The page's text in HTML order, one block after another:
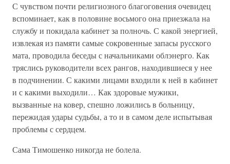
С чувством почти религиозного благоговения очевидец
вспоминает, как в половине восьмого она приезжала на
службу и покидала кабинет за полночь. С какой энергией,
извлекая из памяти самые сокровенные запасы русского
мата, проводила беседы с начальниками облэнерго. Как
тряслись руководители всех рангов, находившиеся у нее
в подчинении. С какими лицами входили к ней в кабинет
и с какими выходили… Как здоровые мужики,
вызванные на ковер, спешно ложились в больницу,
пережидая удары судьбы, а то и в самом деле испытывая
проблемы с сердцем.
Сама Тимошенко никогда не болела.